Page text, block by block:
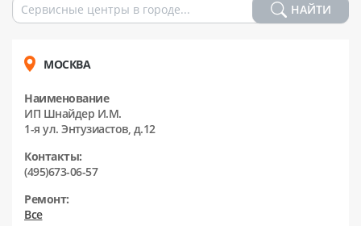
НАЙТИ
МОСКВА
Наименование
ИП Шнайдер И.М.
1-я ул. Энтузиастов, д.12
Контакты:
(495)673-06-57
Ремонт:
Все